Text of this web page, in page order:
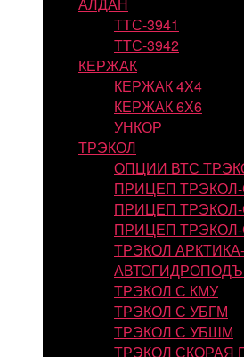
ТТС-3941
ТТС-3942
КЕРЖАК
КЕРЖАК 4Х4
КЕРЖАК 6Х6
УНКОР
ТРЭКОЛ
ОПЦИИ ВТС
ПРИЦЕП
ПРИЦЕП
ПРИЦЕП
ТРЭКОЛ
ТРЭКОЛ С КМУ
ТРЭКОЛ С УБГМ
ТРЭКОЛ С УБШМ
ТРЭКОЛ СКОРАЯ